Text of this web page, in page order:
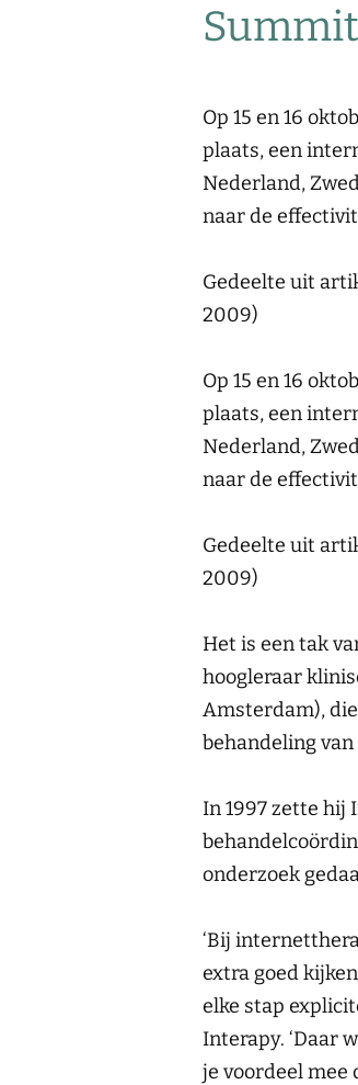
Summit
Op 15 en 16
plaats, een
Nederland,
naar de
Gedeelte uit
2009)
Op 15 en 16
plaats, een
Nederland,
naar de
Gedeelte uit
2009)
Het is een tak
hoogleraar
Amsterdam),
behandeling
In 1997 zette hij
onderzoek
‘Bij
extra goed
elke stap
Interapy. ‘Daar
je voordeel mee